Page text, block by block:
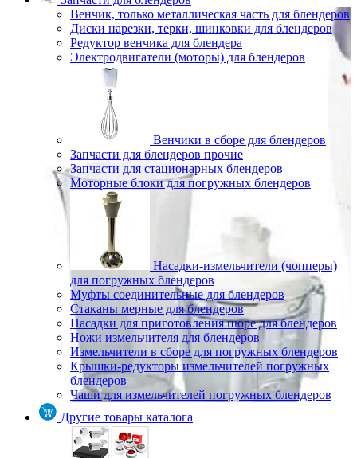
Венчик, только металлическая часть для блендеров
Диски нарезки, терки, шинковки для блендеров
Редуктор венчика для блендера
Электродвигатели (моторы) для блендеров
Венчики в сборе для блендеров
Запчасти для блендеров прочие
Запчасти для стационарных блендеров
Моторные блоки для погружных блендеров
Насадки-измельчители (чопперы)
для погружных блендеров
Муфты соединительные для блендеров
Стаканы мерные для блендеров
Насадки для приготовления пюре для блендеров
Ножи измельчителя для блендеров
Измельчители в сборе для погружных блендеров
Крышки-редукторы измельчителей погружных
блендеров
Чаши для измельчителей погружных блендеров
Другие товары каталога